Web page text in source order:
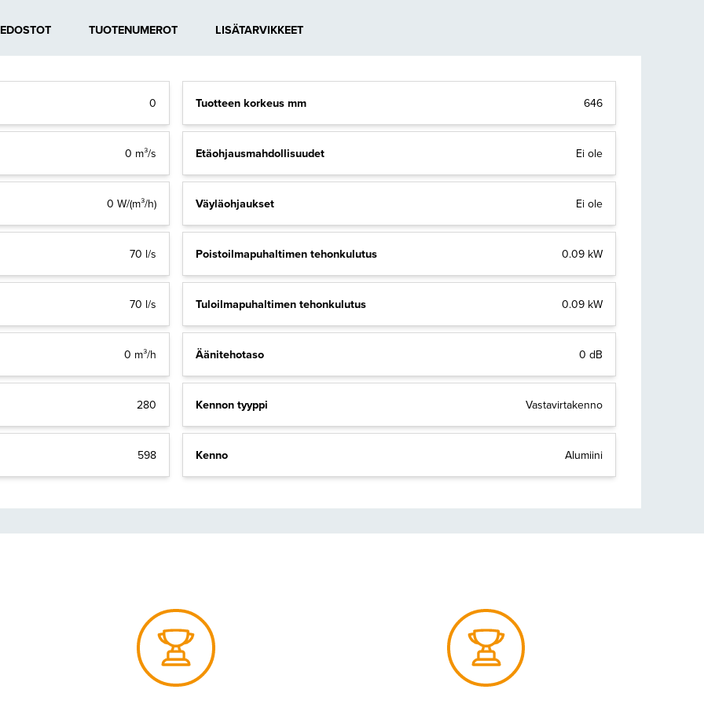
TUOTENUMEROT LISÄTARVIKKEET
0
0 m³/s
0 W/(m³/h)
70 l/s
70 l/s
0 m³/h
280
598
Tuotteen korkeus mm 646
Etäohjausmahdollisuudet Ei ole
Väyläohjaukset Ei ole
Poistoilmapuhaltimen tehonkulutus 0.09 kW
Tuloilmapuhaltimen tehonkulutus 0.09 kW
Äänitehotaso 0 dB
Kennon tyyppi Vastavirtakenno
Kenno Alumiini